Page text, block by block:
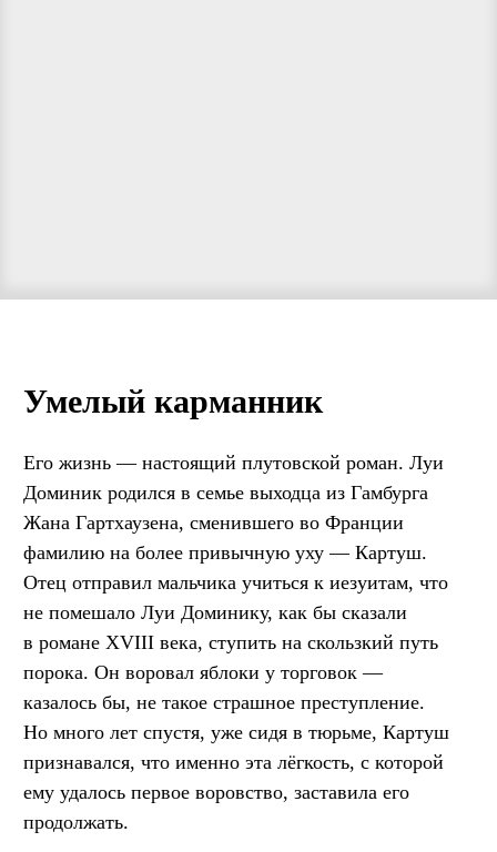
Умелый карманник
Его жизнь — настоящий плутовской роман. Луи
Доминик родился в семье выходца из Гамбурга
Жана Гартхаузена, сменившего во Франции
фамилию на более привычную уху — Картуш.
Отец отправил мальчика учиться к иезуитам, что
не помешало Луи Доминику, как бы сказали
в романе XVIII века, ступить на скользкий путь
порока. Он воровал яблоки у торговок —
казалось бы, не такое страшное преступление.
Но много лет спустя, уже сидя в тюрьме, Картуш
признавался, что именно эта лёгкость, с которой
ему удалось первое воровство, заставила его
продолжать.